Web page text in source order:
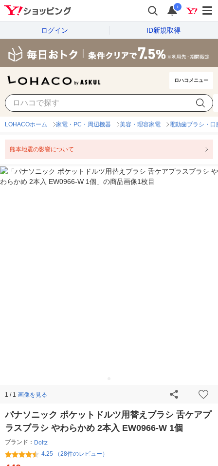
i
ログイン ID新規取得
ロハコメニュー
LOHACOホーム 家電・PC・周辺機器 美容・理容家電 電動歯ブラシ・口
熊本地震の影響について
1 / 1 画像を見る
パナソニック ポケットドルツ用替えブラシ 舌ケアプ
ラスブラシ やわらかめ 2本入 EW0966-W 1個
ブランド： Doltz
4.25 （28件のレビュー）